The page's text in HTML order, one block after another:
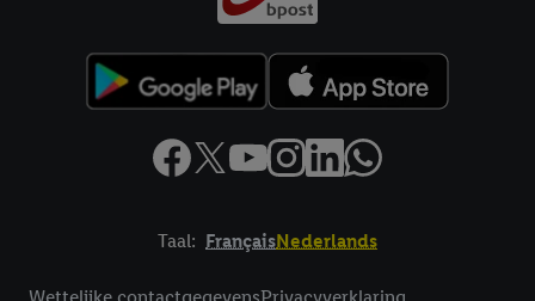
Taal: FrançaisNederlands
Wettelijke contactgegevensPrivacyverklaring